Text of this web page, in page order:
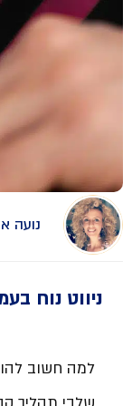
נועה
ניווט נוח
למה חשוב